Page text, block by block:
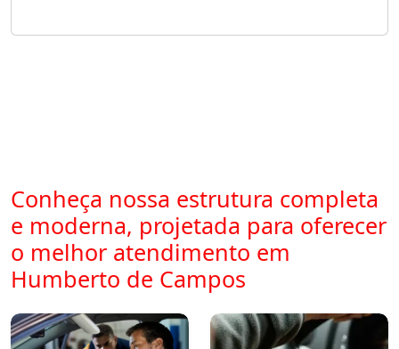
Conheça nossa estrutura completa
e moderna, projetada para oferecer
o melhor atendimento em
Humberto de Campos